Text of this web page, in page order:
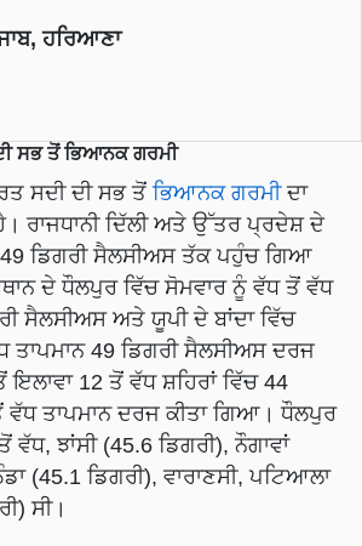
ਹਰਿਆਣਾ
ਸਭ ਤੋਂ ਭਿਆਨਕ ਗਰਮੀ
ਸਦੀ ਦੀ ਸਭ ਤੋਂ ਭਿਆਨਕ ਗਰਮੀਦਾ
ਰਾਜਧਾਨੀ ਦਿੱਲੀ ਅਤੇ ਉੱਤਰ ਪ੍ਰਦੇਸ਼ ਦੇ
49 ਡਿਗਰੀ ਸੈਲਸੀਅਸ ਤੱਕ ਪਹੁੰਚ ਗਿਆ
ਦੇ ਧੌਲਪੁਰ ਵਿੱਚ ਸੋਮਵਾਰ ਨੂੰ ਵੱਧ ਤੋਂ ਵੱਧ
ਸੈਲਸੀਅਸ ਅਤੇ ਯੂਪੀ ਦੇ ਬਾਂਦਾ ਵਿੱਚ
ਤਾਪਮਾਨ 49 ਡਿਗਰੀ ਸੈਲਸੀਅਸ ਦਰਜ
12 ਤੋਂ ਵੱਧ ਸ਼ਹਿਰਾਂ ਵਿੱਚ 44
ਵੱਧ ਤਾਪਮਾਨ ਦਰਜ ਕੀਤਾ ਗਿਆ। ਧੌਲਪੁਰ
ਵੱਧ, ਝਾਂਸੀ (45.6 ਡਿਗਰੀ), ਨੌਗਾਵਾਂ
(45.1 ਡਿਗਰੀ), ਵਾਰਾਣਸੀ, ਪਟਿਆਲਾ
ਸੀ।